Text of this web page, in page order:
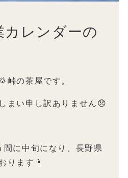
カレンダーの
峠の茶屋です。
まい申し訳ありません😞
間に中旬になり、長野県
ります🌂